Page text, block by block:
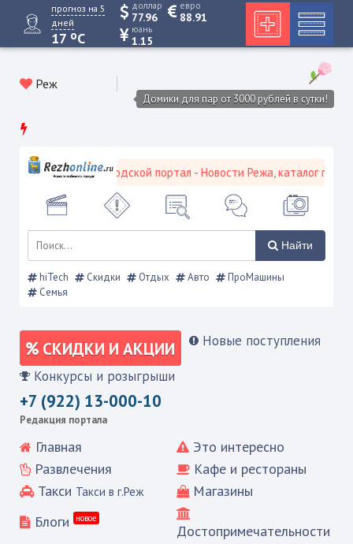
прогноз на 5
дней
17 oC
доллар
77.96
евро
88.91
юань
1.15
Реж
Домики для пар от 3000 рублей в сутки!
Режевской городской портал - Новости Режа, каталог
Найти
hiTech Скидки Отдых Авто
ПроМашины
Семья
СКИДКИ И АКЦИИ Новые поступления
Конкурсы и розыгрыши
+7 (922) 13-000-10
Редакция портала
Главная
Это интересно
Развлечения
Кафе и рестораны
Такси Такси в г.Реж
Магазины
Блоги
новое
Достопримечательности